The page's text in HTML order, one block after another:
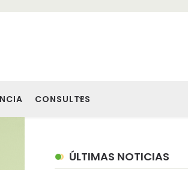
CONSULTES
ÚLTIMAS NOTICIAS